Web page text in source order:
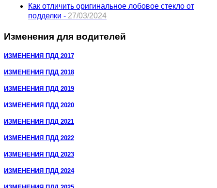
Как отличить оригинальное лобовое стекло от
подделки - 27/03/2024
Изменения для водителей
ИЗМЕНЕНИЯ ПДД 2017
ИЗМЕНЕНИЯ ПДД 2018
ИЗМЕНЕНИЯ ПДД 2019
ИЗМЕНЕНИЯ ПДД 2020
ИЗМЕНЕНИЯ ПДД 2021
ИЗМЕНЕНИЯ ПДД 2022
ИЗМЕНЕНИЯ ПДД 2023
ИЗМЕНЕНИЯ ПДД 2024